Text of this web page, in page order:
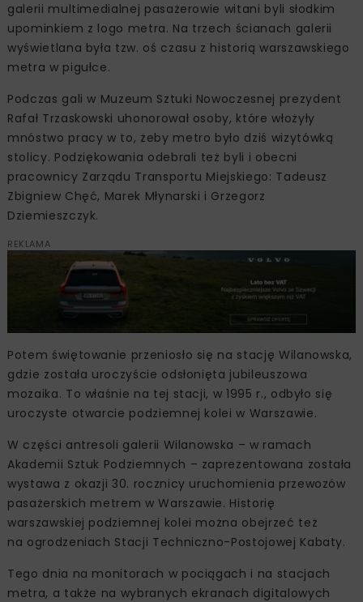
galerii multimedialnej pasażerowie witani byli słodkim
upominkiem z logo metra. Na trzech ścianach galerii
wyświetlana była tzw. oś czasu z historią warszawskiego
metra w pigułce.
Podczas gali w Muzeum Sztuki Nowoczesnej prezydent
Rafał Trzaskowski uhonorował osoby, które włożyły
mnóstwo pracy w to, żeby metro było dziś wizytówką
stolicy. Podziękowania odebrali też byli i obecni
pracownicy Zarządu Transportu Miejskiego: Tadeusz
Zbigniew Chęć, Marek Młynarski i Grzegorz
Dziemieszczyk.
REKLAMA
Potem świętowanie przeniosło się na stację Wilanowska,
gdzie została uroczyście odsłonięta jubileuszowa
mozaika. To właśnie na tej stacji, w 1995 r., odbyło się
uroczyste otwarcie podziemnej kolei w Warszawie.
W części antresoli galerii Wilanowska – w ramach
Akademii Sztuk Podziemnych – zaprezentowana została
wystawa z okazji 30. rocznicy uruchomienia przewozów
pasażerskich metrem w Warszawie. Historię
warszawskiej podziemnej kolei można obejrzeć też
na ogrodzeniach Stacji Techniczno-Postojowej Kabaty.
Tego dnia na monitorach w pociągach i na stacjach
metra, a także na wybranych ekranach digitalowych